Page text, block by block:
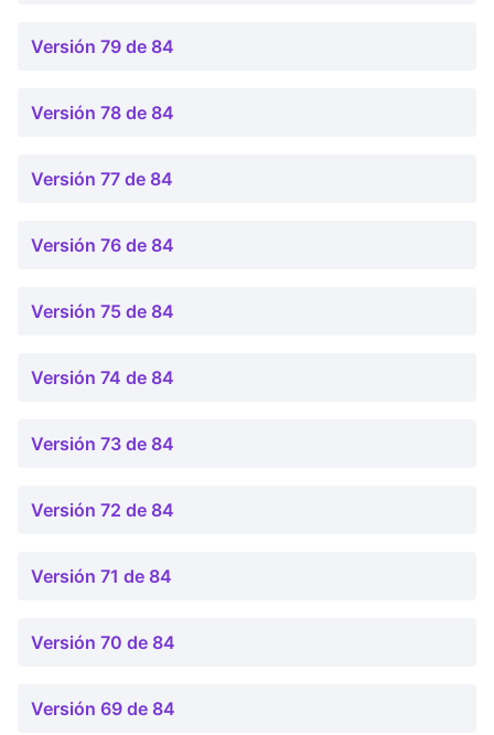
Versión 79 de 84
Versión 78 de 84
Versión 77 de 84
Versión 76 de 84
Versión 75 de 84
Versión 74 de 84
Versión 73 de 84
Versión 72 de 84
Versión 71 de 84
Versión 70 de 84
Versión 69 de 84